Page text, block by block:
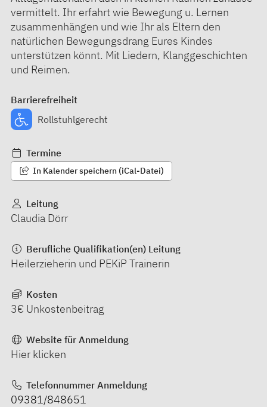
vermittelt. Ihr erfahrt wie Bewegung u. Lernen
zusammenhängen und wie Ihr als Eltern den
natürlichen Bewegungsdrang Eures Kindes
unterstützen könnt. Mit Liedern, Klanggeschichten
und Reimen.
Barrierefreiheit
Rollstuhlgerecht
Termine
In Kalender speichern (iCal-Datei)
Leitung
Claudia Dörr
Berufliche Qualifikation(en) Leitung
Heilerzieherin und PEKiP Trainerin
Kosten
3€ Unkostenbeitrag
Website für Anmeldung
Hier klicken
Telefonnummer Anmeldung
09381/848651